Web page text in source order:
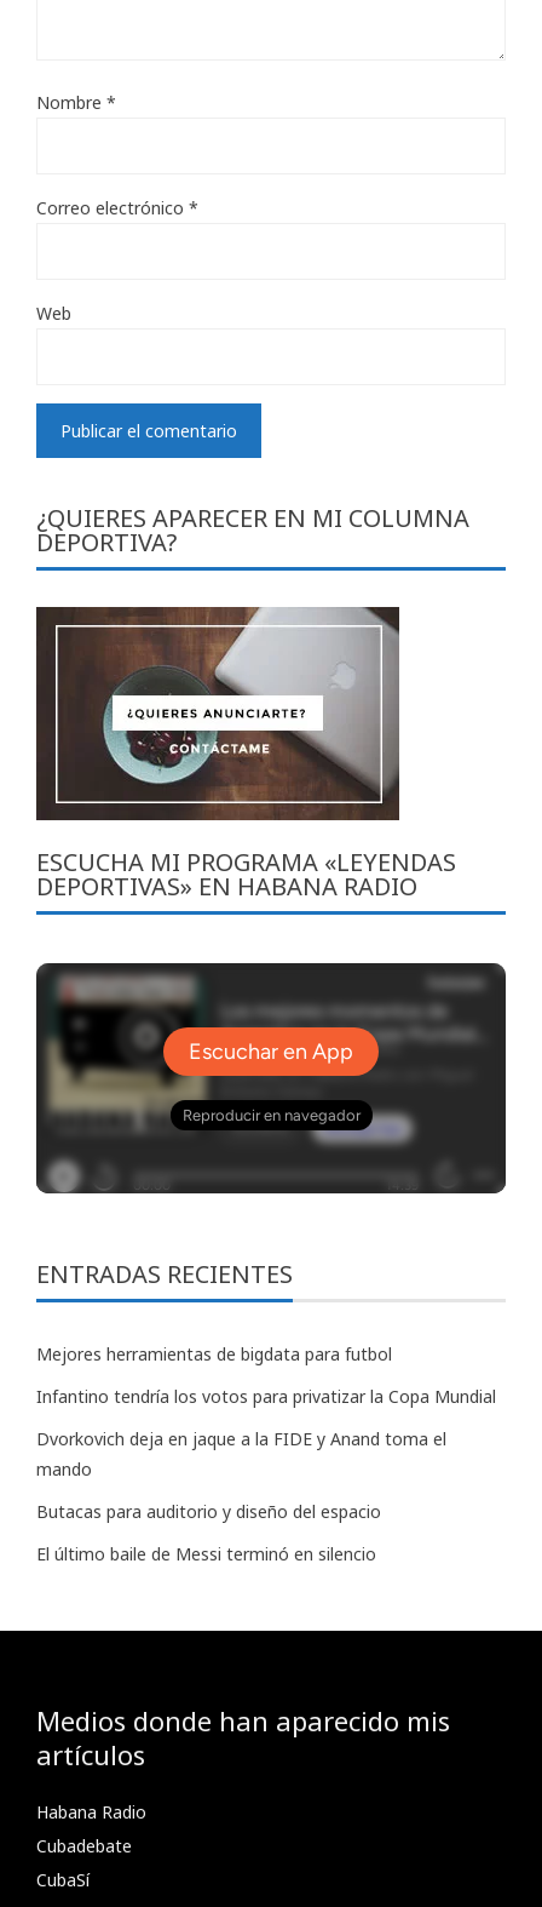
Nombre *
Correo electrónico *
Web
¿QUIERES APARECER EN MI COLUMNA
DEPORTIVA?
ESCUCHA MI PROGRAMA «LEYENDAS
DEPORTIVAS» EN HABANA RADIO
ENTRADAS RECIENTES
Mejores herramientas de bigdata para futbol
Infantino tendría los votos para privatizar la Copa Mundial
Dvorkovich deja en jaque a la FIDE y Anand toma el
mando
Butacas para auditorio y diseño del espacio
El último baile de Messi terminó en silencio
Medios donde han aparecido mis
artículos
Habana Radio
Cubadebate
CubaSí